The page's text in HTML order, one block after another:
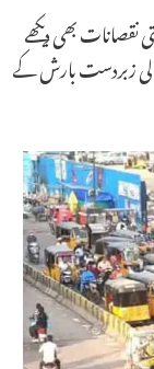
نقصانات بھی دیکھے
زبردست بارش کے